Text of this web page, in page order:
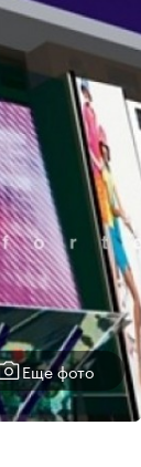
Еще фото